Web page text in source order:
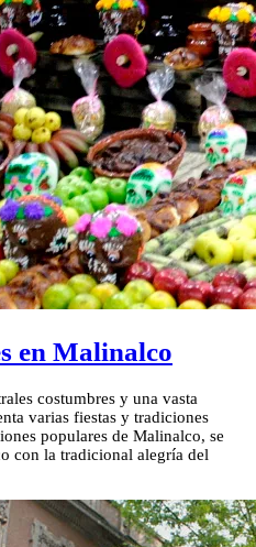
en Malinalco
costumbres y una vasta
varias fiestas y tradiciones
populares de Malinalco, se
con la tradicional alegría del